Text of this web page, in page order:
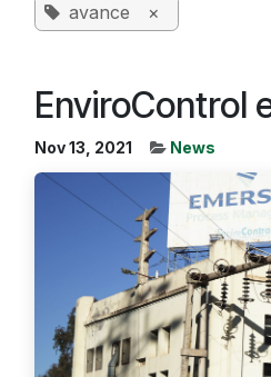
avance ×
EnviroControl
Nov 13, 2021 News